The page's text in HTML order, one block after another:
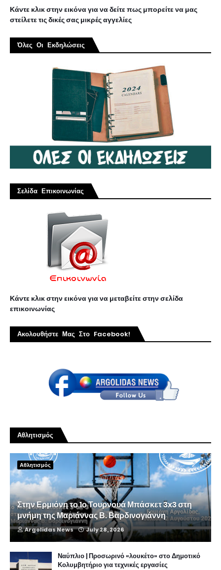
Κάντε κλικ στην εικόνα για να δείτε πως μπορείτε να μας
στείλετε τις δικές σας μικρές αγγελίες
Όλες Οι Εκδηλώσεις
Σελίδα Επικοινωνίας
Κάντε κλικ στην εικόνα για να μεταβείτε στην σελίδα
επικοινωνίας
Ακολουθήστε Μας Στο Facebook!
Αθλητισμός
Αθλητισμός
Στην Ερμιόνη το 1ο Τουρνουά Μπάσκετ 3x3 στη
μνήμη της Μαριάννας Β. Βαρδινογιάννη
Argolidas News July 28, 2026
Ναύπλιο | Προσωρινό «λουκέτο» στο Δημοτικό
Κολυμβητήριο για τεχνικές εργασίες